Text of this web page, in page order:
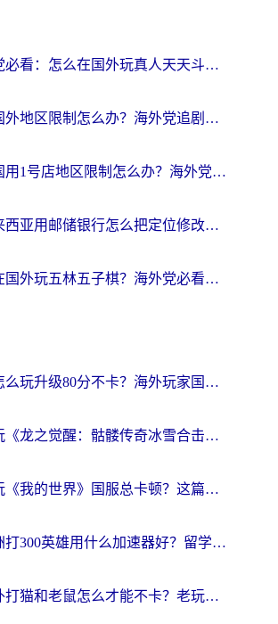
海外党必看：怎么在国外玩真人天天斗地主？附证券开户、音乐定位修改全攻略
他趣国外地区限制怎么办？海外党追剧听歌看直播的一站式解决方案
在英国用1号店地区限制怎么办？海外党必看的回国加速全攻略
在马来西亚用邮储银行怎么把定位修改到中国国内？3个海外生活痛点一次解决
怎么在国外玩五林五子棋？海外党必看的回国加速全攻略（附优酷荔枝FM解决方法）
巴西怎么玩升级80分不卡？海外玩家国服游戏加速器终极指南（附避坑技巧）
海外玩《龙之觉醒：骷髅传奇冰雪合击》延迟高？这篇指南帮你解决卡顿烦恼！
海外玩《我的世界》国服总卡顿？这篇我的世界游戏加速器指南帮你解决所有问题
在欧洲打300英雄用什么加速器好？留学生亲测有效的解决方案来了
在国外打猫和老鼠怎么才能不卡？老玩家亲测的终极加速指南